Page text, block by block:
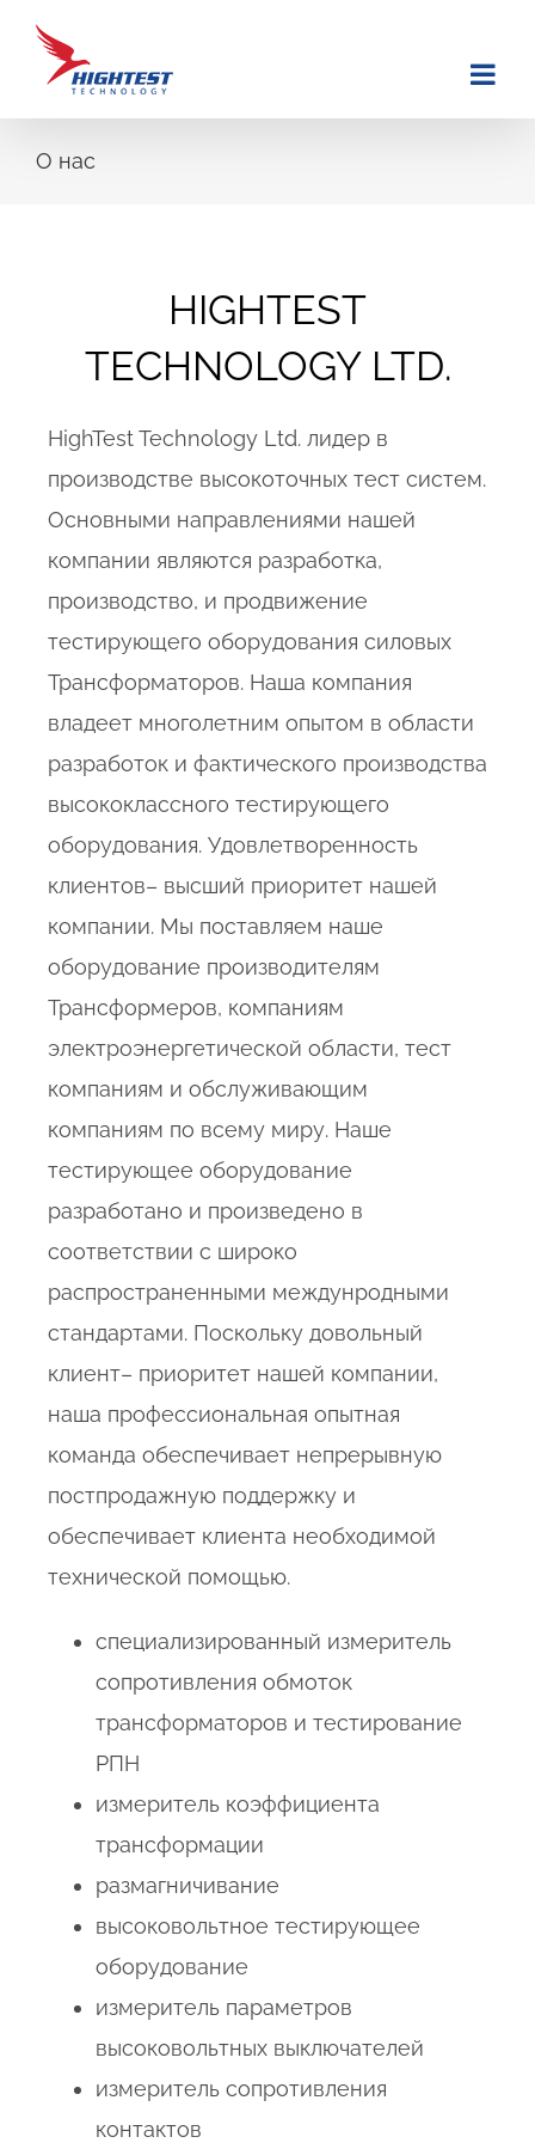
content
О нас
HIGHTEST
TECHNOLOGY LTD.
HighTest Technology Ltd. лидер в
производстве высокоточных тест систем.
Основными направлениями нашей
компании являются разработка,
производство, и продвижение
тестирующего оборудования силовых
Трансформаторов. Наша компания
владеет многолетним опытом в области
разработок и фактического производства
высококлассного тестирующего
оборудования. Удовлетворенность
клиентов– высший приоритет нашей
компании. Мы поставляем наше
оборудование производителям
Трансформеров, компаниям
электроэнергетической области, тест
компаниям и обслуживающим
компаниям по всему миру. Наше
тестирующее оборудование
разработано и произведено в
соответствии с широко
распространенными междунродными
стандартами. Поскольку довольный
клиент– приоритет нашей компании,
наша профессиональная опытная
команда обеспечивает непрерывную
постпродажную поддержку и
обеспечивает клиента необходимой
технической помощью.
специализированный измеритель
сопротивления обмоток
трансформаторов и тестирование
РПН
измеритель коэффициента
трансформации
размагничивание
высоковольтное тестирующее
оборудование
измеритель параметров
высоковольтных выключателей
измеритель сопротивления
контактов